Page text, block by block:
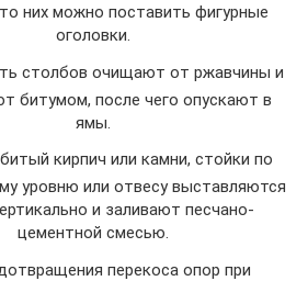
них можно поставить фигурные
оголовки.
столбов очищают от ржавчины и
битумом, после чего опускают в
ямы.
кирпич или камни, стойки по
уровню или отвесу выставляются
и заливают песчано-
цементной смесью.
перекоса опор при